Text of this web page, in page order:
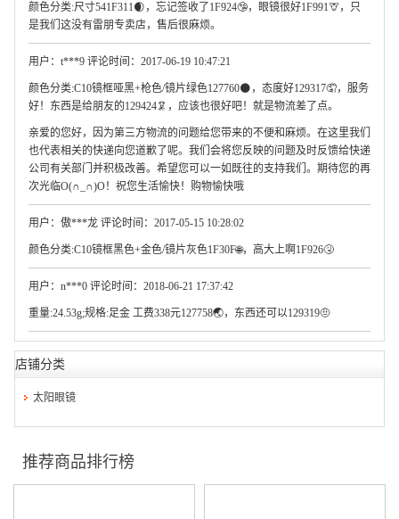
颜色分类:尺寸541F311🌒，忘记签收了1F924🤥，眼镜很好1F991🦒，只
是我们这没有雷朋专卖店，售后很麻烦。
用户：t***9 评论时间：2017-06-19 10:47:21
颜色分类:C10镜框哑黑+枪色/镜片绿色127760🌑，态度好129317🤦，服务
好！东西是给朋友的129424🦑，应该也很好吧！就是物流差了点。
亲爱的您好，因为第三方物流的问题给您带来的不便和麻烦。在这里我们
也代表相关的快递向您道歉了呢。我们会将您反映的问题及时反馈给快递
公司有关部门并积极改善。希望您可以一如既往的支持我们。期待您的再
次光临O(∩_∩)O！祝您生活愉快！购物愉快哦
用户：傲***龙 评论时间：2017-05-15 10:28:02
颜色分类:C10镜框黑色+金色/镜片灰色1F30F🌐，高大上啊1F926🤧
用户：n***0 评论时间：2018-06-21 17:37:42
重量:24.53g;规格:足金 工费338元127758🌏，东西还可以129319🤨
店铺分类
太阳眼镜
推荐商品排行榜